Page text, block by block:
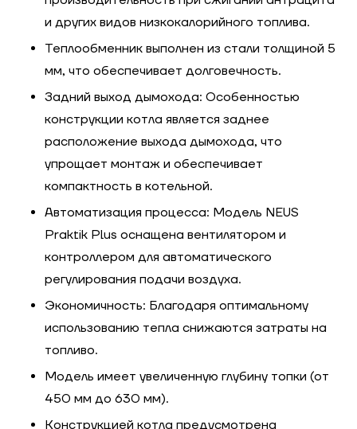
и других видов низкокалорийного топлива.
Теплообменник выполнен из стали толщиной 5
мм, что обеспечивает долговечность.
Задний выход дымохода: Особенностью
конструкции котла является заднее
расположение выхода дымохода, что
упрощает монтаж и обеспечивает
компактность в котельной.
Автоматизация процесса: Модель NEUS
Praktik Plus оснащена вентилятором и
контроллером для автоматического
регулирования подачи воздуха.
Экономичность: Благодаря оптимальному
использованию тепла снижаются затраты на
топливо.
Модель имеет увеличенную глубину топки (от
450 мм до 630 мм).
Конструкцией котла предусмотрена